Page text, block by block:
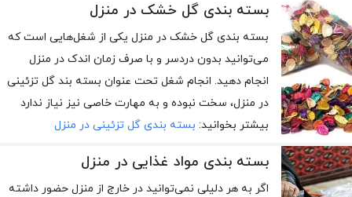
بسته بندی گل خشک در منزل
بسته بندی گل خشک در منزل یکی از شغل‌هایی است که
می‌توانید بدون دردسر و با صرف زمان اندک در منزل
انجام دهید. انجام شغل تحت عنوان بسته بند گل تزئینی
در منزل، سخت نبوده و به مهارت خاصی نیز نیاز ندارد
بیشتر بخوانید: بسته بندی گل تزئینی در منزل
بسته بندی مواد غذایی در منزل
اگر به هر دلیلی نمی‌توانید در خارج از منزل حضور داشته